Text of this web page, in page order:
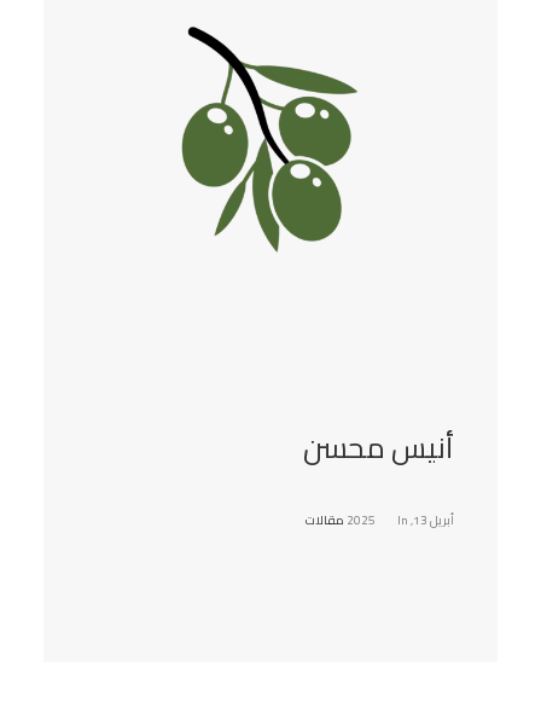
أنيس محسن
أبريل 13, 2025 In مقالات